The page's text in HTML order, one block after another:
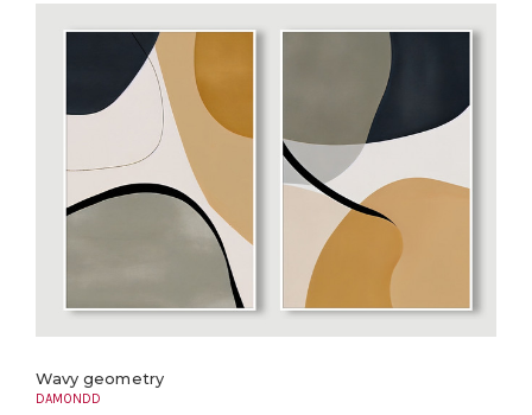
Wavy geometry
DAMONDD